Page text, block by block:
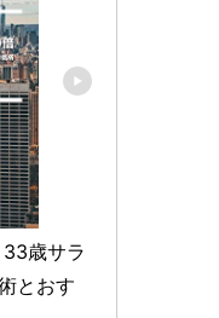
歳サラ
とおす